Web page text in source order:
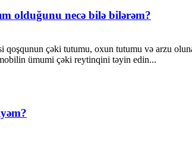
olduğunu necə bilə bilərəm?
qoşqunun çəki tutumu, oxun tutumu və arzu
ümumi çəki reytinqini təyin edin...